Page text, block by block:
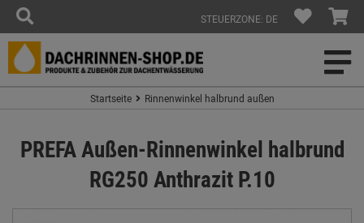
STEUERZONE: DE
Startseite Rinnenwinkel halbrund außen
PREFA Außen-Rinnenwinkel halbrund
RG250 Anthrazit P.10